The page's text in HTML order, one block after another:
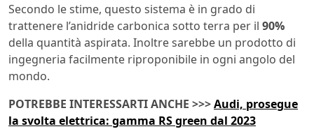
Secondo le stime, questo sistema è in grado di
trattenere l’anidride carbonica sotto terra per il 90%
della quantità aspirata. Inoltre sarebbe un prodotto di
ingegneria facilmente riproponibile in ogni angolo del
mondo.
POTREBBE INTERESSARTI ANCHE >>>Audi, prosegue
la svolta elettrica: gamma RS green dal 2023